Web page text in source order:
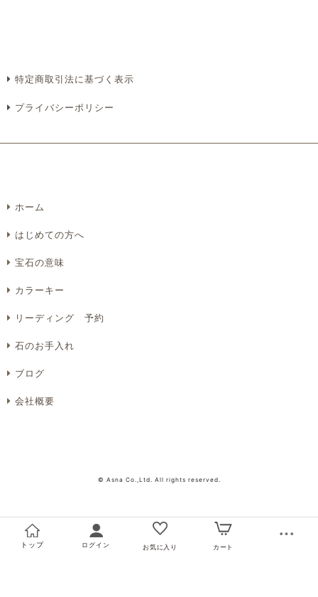
Eメール
特定商取引法に基づく表示
プライバシーポリシー
ホーム
はじめての方へ
宝石の意味
カラーキー
リーディング 予約
石のお手入れ
ブログ
会社概要
© Asna Co.,Ltd. All rights reserved.
トップ ログイン お気に入り カート